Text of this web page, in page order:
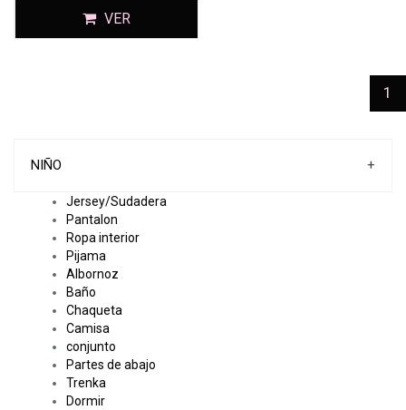
VER
1
NIÑO +
Jersey/Sudadera
Pantalon
Ropa interior
Pijama
Albornoz
Baño
Chaqueta
Camisa
conjunto
Partes de abajo
Trenka
Dormir